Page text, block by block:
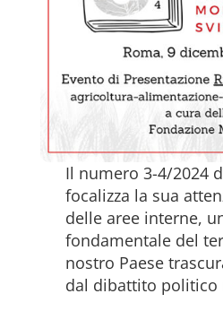
Il numero 3-4/2024
focalizza la sua
delle aree interne,
fondamentale del
nostro Paese
dal dibattito politico